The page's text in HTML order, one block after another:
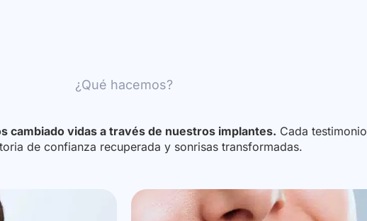
¿Qué hacemos?
cambiado vidas a través de nuestros implantes. Cada testimonio
de confianza recuperada y sonrisas transformadas.